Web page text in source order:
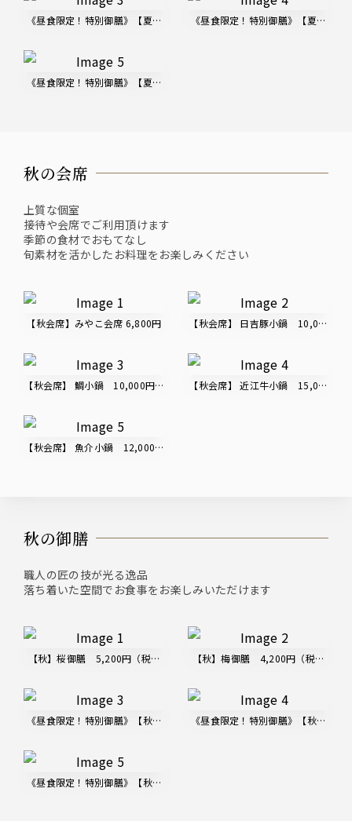
《昼食限定！特別御膳》【夏】豆乳出汁の美人豆富と寿司御膳 4,000円
《昼食限定！特別御膳》【夏】国
《昼食限定！特別御膳》【夏】豆乳出汁の美人豆富と御造里御膳 3,200
秋の会席
上質な個室
接待や会席でご利用頂けます
季節の食材でおもてなし
旬素材を活かしたお料理をお楽しみください
【秋会席】みやこ会席 6,800円 【秋会席】 日吉豚小鍋 10,000円（
【秋会席】 鯛小鍋 10,000円（税込） 【秋会席】 近江牛小鍋 15,000円（
【秋会席】 魚介小鍋 12,000円（税込）
秋の御膳
職人の匠の技が光る逸品
落ち着いた空間でお食事をお楽しみいただけます
【秋】桜御膳 5,200円（税込） 【秋】梅御膳 4,200円（税込）
《昼食限定！特別御膳》【秋】寿司御膳 4,000円（税込）
《昼食限定！特別御膳》【秋】す
《昼食限定！特別御膳》【秋】造り御膳 3,200円（税込）